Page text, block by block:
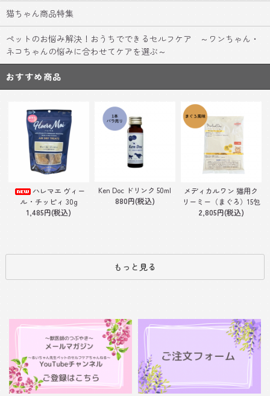
猫ちゃん商品特集
ペットのお悩み解決！おうちでできるセルフケア ～ワンちゃん・
ネコちゃんの悩みに合わせてケアを選ぶ～
おすすめ商品
ハレマエ ヴィー
ル・チッピィ 30g
1,485円(税込)
Ken Doc ドリンク 50ml
880円(税込)
メディカルワン 猫用ク
リーミー（まぐろ）15包
2,805円(税込)
もっと見る